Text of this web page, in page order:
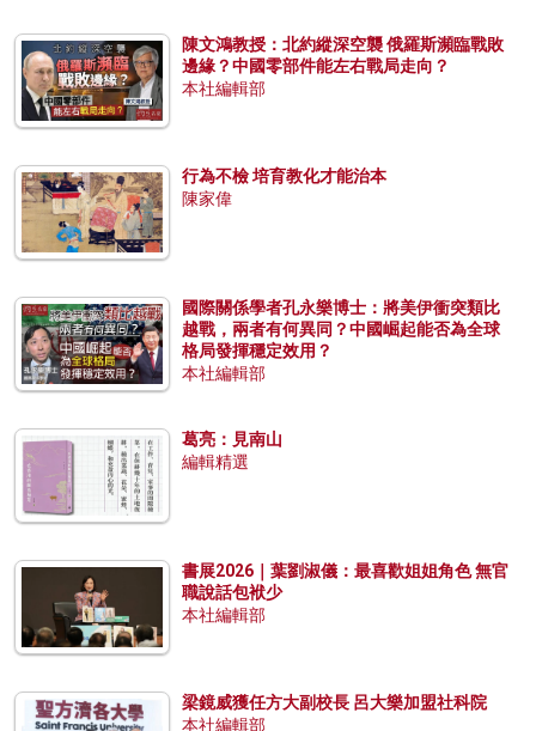
陳文鴻教授：北約縱深空襲 俄羅斯瀕臨戰敗
邊緣？中國零部件能左右戰局走向？
本社編輯部
行為不檢 培育教化才能治本
陳家偉
國際關係學者孔永樂博士：將美伊衝突類比
越戰，兩者有何異同？中國崛起能否為全球
格局發揮穩定效用？
本社編輯部
葛亮：見南山
編輯精選
書展2026｜葉劉淑儀：最喜歡姐姐角色 無官
職說話包袱少
本社編輯部
梁鏡威獲任方大副校長 呂大樂加盟社科院
本社編輯部